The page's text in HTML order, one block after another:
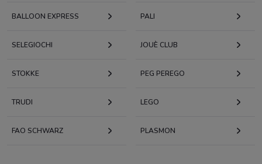
BALLOON EXPRESS PALI
SELEGIOCHI JOUÈ CLUB
STOKKE PEG PEREGO
TRUDI LEGO
FAO SCHWARZ PLASMON